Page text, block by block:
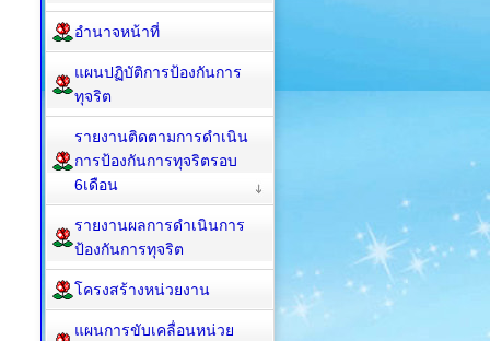
อำนาจหน้าที่
แผนปฏิบัติการป้องกันการ
ทุจริต
รายงานติดตามการดำเนิน
การป้องกันการทุจริตรอบ
6เดือน
รายงานผลการดำเนินการ
ป้องกันการทุจริต
โครงสร้างหน่วยงาน
แผนการขับเคลื่อนหน่วย